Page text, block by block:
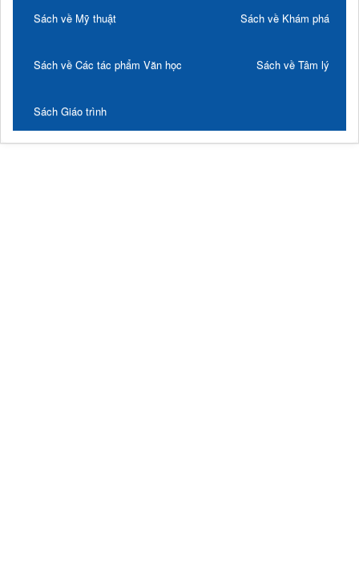
Sách về Mỹ thuật Sách về Khám phá
Sách về Các tác phẩm Văn học Sách về Tâm lý
Sách Giáo trình